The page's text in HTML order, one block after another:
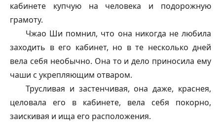
кабинете купчую на человека и подорожную
грамоту.
Чжао Ши помнил, что она никогда не любила
заходить в его кабинет, но в те несколько дней
вела себя необычно. Она то и дело приносила ему
чаши с укрепляющим отваром.
Трусливая и застенчивая, она даже, краснея,
целовала его в кабинете, вела себя покорно,
заискивая и ища его расположения.